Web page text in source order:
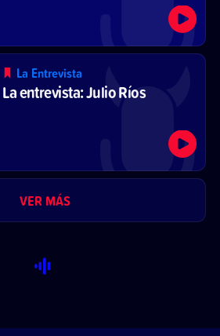
La Entrevista
La entrevista: Julio Ríos
VER MÁS